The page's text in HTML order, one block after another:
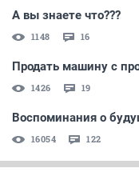
А вы знаете что???
1148 16
Продать машину с
1426 19
Воспоминания о
16054 122